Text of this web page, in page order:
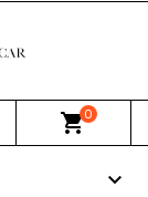
shopping_cart0